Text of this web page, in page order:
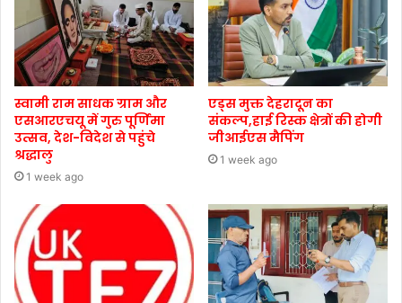
स्वामी राम साधक ग्राम और
एसआरएचयू में गुरु पूर्णिमा
उत्सव, देश-विदेश से पहुंचे
श्रद्धालु
1 week ago
एड्स मुक्त देहरादून का
संकल्प,हाई रिस्क क्षेत्रों की होगी
जीआईएस मैपिंग
1 week ago